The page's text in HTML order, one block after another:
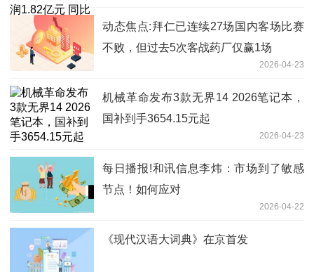
动态焦点:拜仁已连续27场国内客场比赛
不败，但过去5次客战药厂仅赢1场
2026-04-23
机械革命发布3款无界14 2026笔记本，
国补到手3654.15元起
2026-04-23
每日播报!和讯信息李炜：市场到了敏感
节点！如何应对
2026-04-22
《现代汉语大词典》在京首发